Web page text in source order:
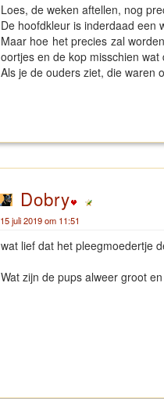
Loes, de weken aftellen, nog
De hoofdkleur is inderdaad een
Maar hoe het precies zal
oortjes en de kop misschien wat
Als je de ouders ziet, die waren
Dobry
15 juli 2019 om 11:51
wat lief dat het pleegmoedertje
Wat zijn de pups alweer groot